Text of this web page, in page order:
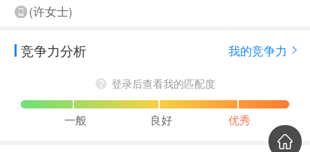
(许女士)
竞争力分析 我的竞争力
登录后查看我的匹配度
一般 良好 优秀